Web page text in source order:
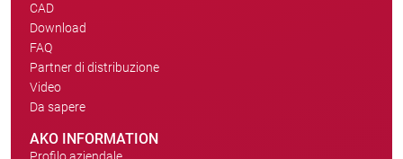
CAD
Download
FAQ
Partner di distribuzione
Video
Da sapere
AKO INFORMATION